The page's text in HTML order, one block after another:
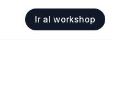
Ir al workshop